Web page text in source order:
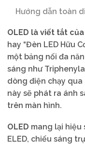
Hướng dẫn toàn
OLED là viết tắt
hay “Đèn LED Hữu
một bảng nối đa
sáng như
dòng điện chạy
này sẽ phát ra ánh
trên màn hình.
OLED mang lại hiệu
ELED, chiếu sáng